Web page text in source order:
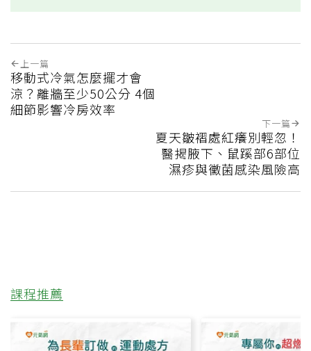
上一篇
移動式冷氣怎麼擺才會
涼？離牆至少50公分 4個
細節影響冷房效率
下一篇
夏天皺褶處紅癢別輕忽！
醫揭腋下、鼠蹊部6部位
濕疹與黴菌感染風險高
課程推薦